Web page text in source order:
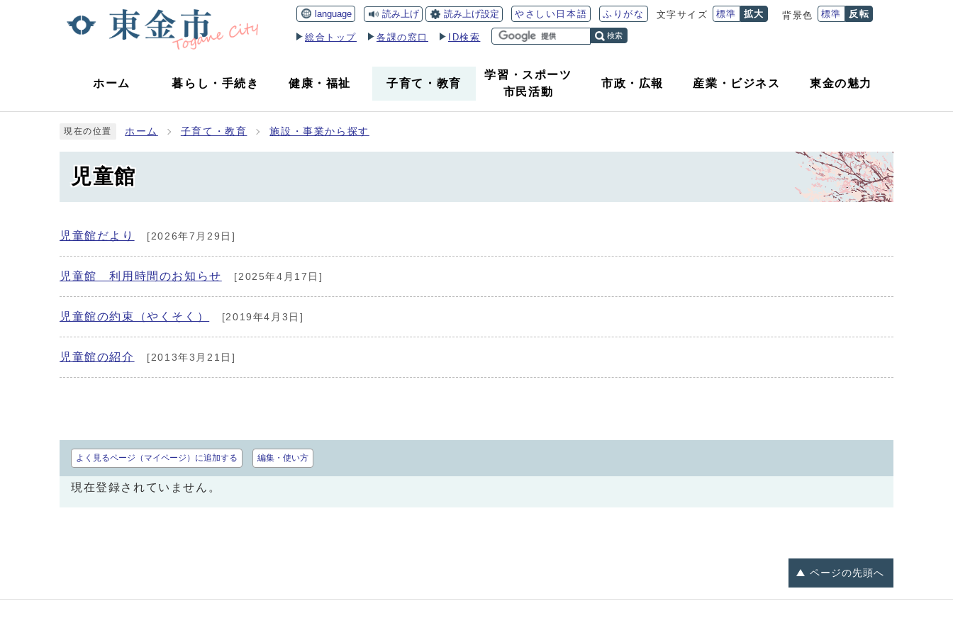
language 読み上げ 読み上げ設定 やさしい日本語 ふりがな 文字サイズ 標準 拡大 背景色 標準 反転
総合トップ 各課の窓口 ID検索 検索
ホーム 暮らし ・ 手続き 健康 ・福祉 子育て ・ 教育
学習・スポーツ
市民活動
市政 ・ 広報 産業 ・ ビジネス 東金の魅力
現在の位置 ホーム 子育て・教育 施設・事業から探す
児童館
児童館だより [2026年7月29日]
児童館 利用時間のお知らせ [2025年4月17日]
児童館の約束（やくそく） [2019年4月3日]
児童館の紹介 [2013年3月21日]
よく見るページ（マイページ）に追加する 編集・使い方
現在登録されていません。
ページの先頭へ